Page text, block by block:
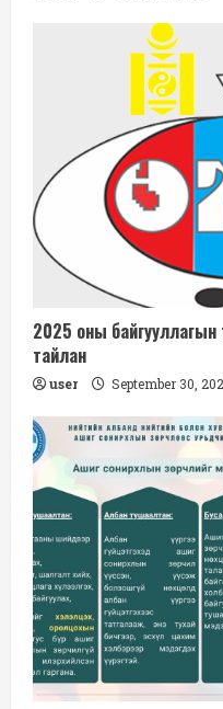
2025 оны
тайлан
user September 30,